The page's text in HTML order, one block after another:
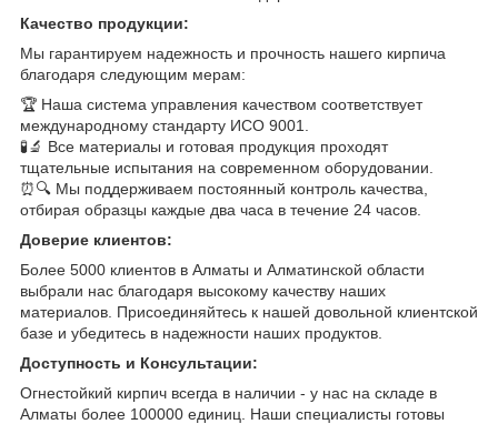
Качество продукции:
Мы гарантируем надежность и прочность нашего кирпича
благодаря следующим мерам:
🏆 Наша система управления качеством соответствует
международному стандарту ИСО 9001.
🧪🔬 Все материалы и готовая продукция проходят
тщательные испытания на современном оборудовании.
⏰🔍 Мы поддерживаем постоянный контроль качества,
отбирая образцы каждые два часа в течение 24 часов.
Доверие клиентов:
Более 5000 клиентов в Алматы и Алматинской области
выбрали нас благодаря высокому качеству наших
материалов. Присоединяйтесь к нашей довольной клиентской
базе и убедитесь в надежности наших продуктов.
Доступность и Консультации:
Огнестойкий кирпич всегда в наличии - у нас на складе в
Алматы более 100000 единиц. Наши специалисты готовы